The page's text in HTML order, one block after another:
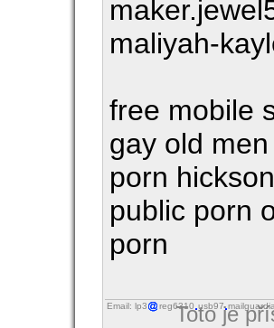
maliyah-
free mobile
gay old
porn
public porn
porn
Email: lp3 reg6310 usb97
Toto je